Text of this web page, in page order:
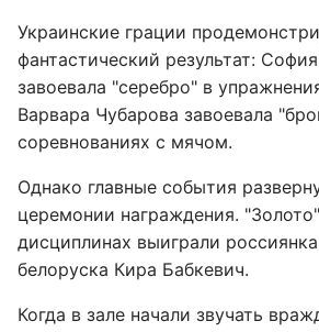
Украинские грации
фантастический результат:
завоевала "серебро" в
Варвара Чубарова завоевала
соревнованиях с мячом.
Однако главные события
церемонии награждения.
дисциплинах выиграли
белоруска Кира Бабкевич.
Когда в зале начали звучать